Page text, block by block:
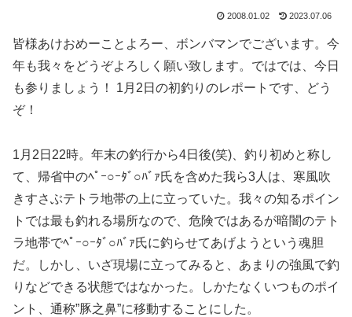
2008.01.02 2023.07.06
皆様あけおめーことよろー、ボンバマンでございます。今
年も我々をどうぞよろしく願い致します。ではでは、今日
も参りましょう！ 1月2日の初釣りのレポートです、どう
ぞ！
1月2日22時。年末の釣行から4日後(笑)、釣り初めと称し
て、帰省中のﾍﾟｰ○ｰﾀﾞ○ﾊﾞｧ氏を含めた我ら3人は、寒風吹
きすさぶテトラ地帯の上に立っていた。我々の知るポイン
トでは最も釣れる場所なので、危険ではあるが暗闇のテト
ラ地帯でﾍﾟｰ○ｰﾀﾞ○ﾊﾞｧ氏に釣らせてあげようという魂胆
だ。しかし、いざ現場に立ってみると、あまりの強風で釣
りなどできる状態ではなかった。しかたなくいつものポイ
ント、通称”豚之鼻”に移動することにした。